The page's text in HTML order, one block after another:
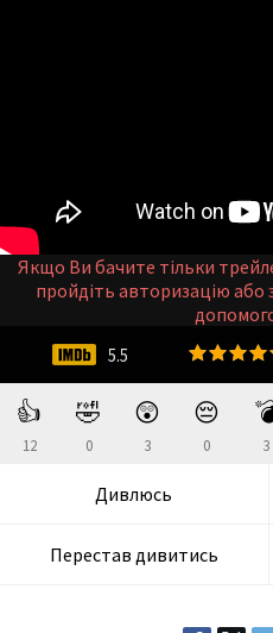
👍
12
🤣
0
😲
3
😔
0 3
Дивлюсь
Перестав дивитись
5.5
Якщо Ви бачите тільки
пройдіть авторизацію або